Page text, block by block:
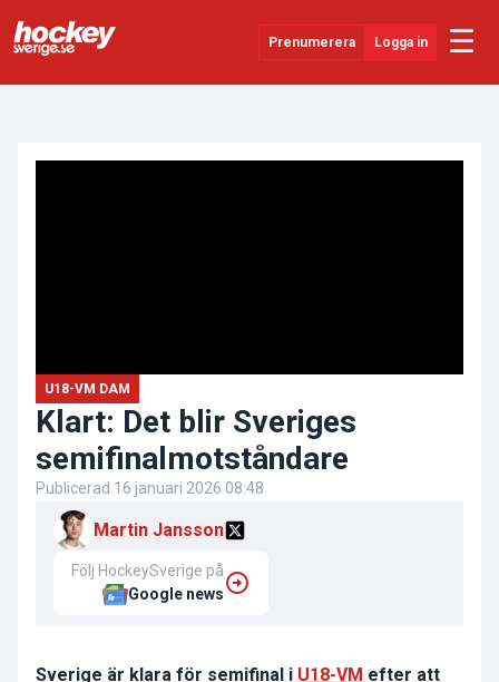
Prenumerera Logga in ☰
U18-VM DAM
Klart: Det blir Sveriges
semifinalmotståndare
Publicerad 16 januari 2026 08:48
Martin Jansson
Följ HockeySverige på
Google news
Sverige är klara för semifinal i U18-VM efter att